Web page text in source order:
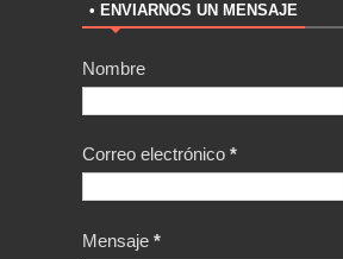
• ENVIARNOS UN MENSAJE
Nombre
Correo electrónico *
Mensaje *